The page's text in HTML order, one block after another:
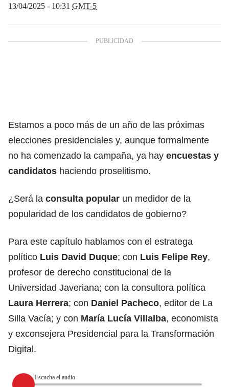
13/04/2025 - 10:31 GMT-5
Estamos a poco más de un año de las próximas
elecciones presidenciales y, aunque formalmente
no ha comenzado la campaña, ya hay encuestas y
candidatos haciendo proselitismo.
¿Será la consulta popular un medidor de la
popularidad de los candidatos de gobierno?
Para este capítulo hablamos con el estratega
político Luis David Duque; con Luis Felipe Rey,
profesor de derecho constitucional de la
Universidad Javeriana; con la consultora política
Laura Herrera; con Daniel Pacheco, editor de La
Silla Vacía; y con María Lucía Villalba, economista
y exconsejera Presidencial para la Transformación
Digital.
Escucha el audio